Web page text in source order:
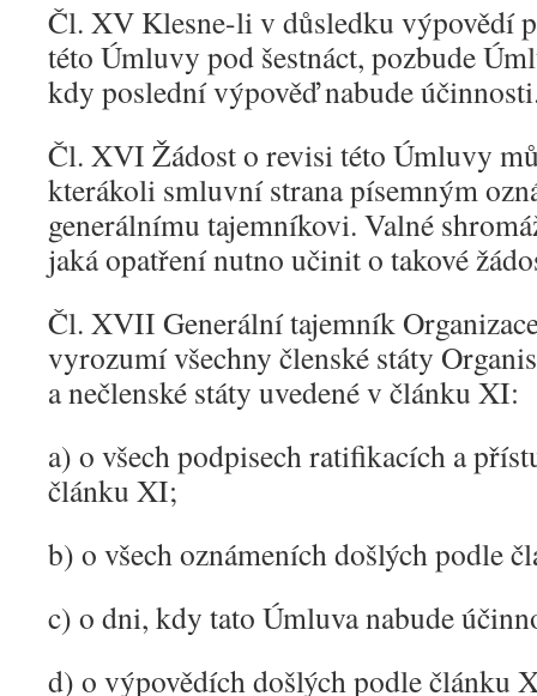
Čl. XV Klesne-li v důsledku výpovědí
této Úmluvy pod šestnáct, pozbude
kdy poslední výpověď nabude
Čl. XVI Žádost o revisi této Úmluvy
kterákoli smluvní strana písemným
generálnímu tajemníkovi. Valné
jaká opatření nutno učinit o takové
Čl. XVII Generální tajemník
vyrozumí všechny členské státy
a nečlenské státy uvedené v článku XI:
a) o všech podpisech ratifikacích a
článku XI;
b) o všech oznámeních došlých podle
c) o dni, kdy tato Úmluva nabude
d) o výpovědích došlých podle článku